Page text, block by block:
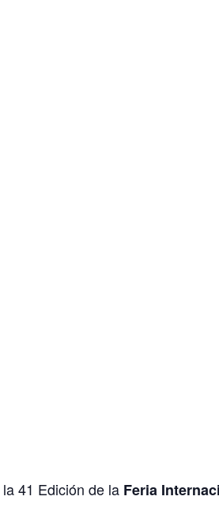
la 41 Edición de la Feria